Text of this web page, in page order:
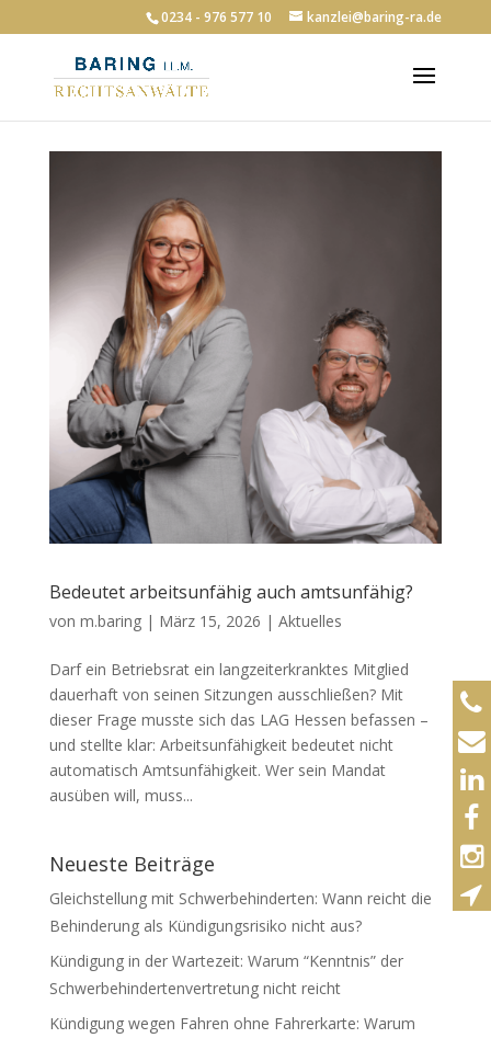
0234 - 976 577 10 kanzlei@baring-ra.de
Bedeutet arbeitsunfähig auch amtsunfähig?
von m.baring| März 15, 2026 | Aktuelles
Darf ein Betriebsrat ein langzeiterkranktes Mitglied
dauerhaft von seinen Sitzungen ausschließen? Mit
dieser Frage musste sich das LAG Hessen befassen –
und stellte klar: Arbeitsunfähigkeit bedeutet nicht
automatisch Amtsunfähigkeit. Wer sein Mandat
ausüben will, muss...
Neueste Beiträge
Gleichstellung mit Schwerbehinderten: Wann reicht die
Behinderung als Kündigungsrisiko nicht aus?
Kündigung in der Wartezeit: Warum “Kenntnis” der
Schwerbehindertenvertretung nicht reicht
Kündigung wegen Fahren ohne Fahrerkarte: Warum